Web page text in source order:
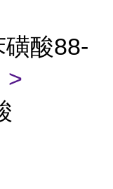
酸88-
>